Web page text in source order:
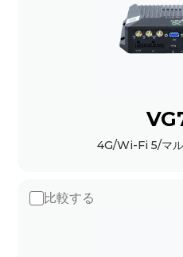
4G/Wi-Fi 5/マ
比較する